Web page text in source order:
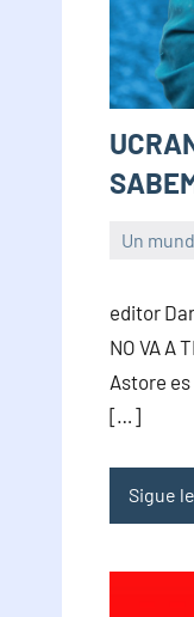
Un
editor
NO VA A
Astore
[…]
Sigue